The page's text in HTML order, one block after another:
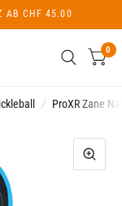
AB CHF 45.00
0
/ ProXR Zane